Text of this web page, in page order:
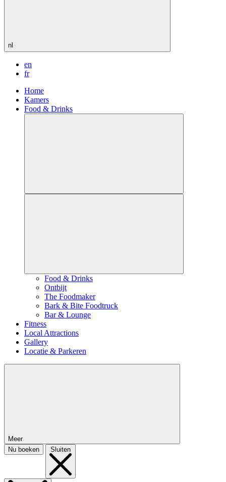
nl
en
fr
Home
Kamers
Food & Drinks
Food & Drinks
Ontbijt
The Foodmaker
Bark & Bite Foodtruck
Bar & Lounge
Fitness
Local Attractions
Gallery
Locatie & Parkeren
Meer
Nu boeken
Sluiten